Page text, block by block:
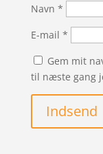
Navn *
E-mail *
Gem mit
til næste gang
Indsend